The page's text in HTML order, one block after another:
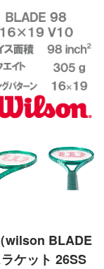
wilson BLADE
ケット 26SS